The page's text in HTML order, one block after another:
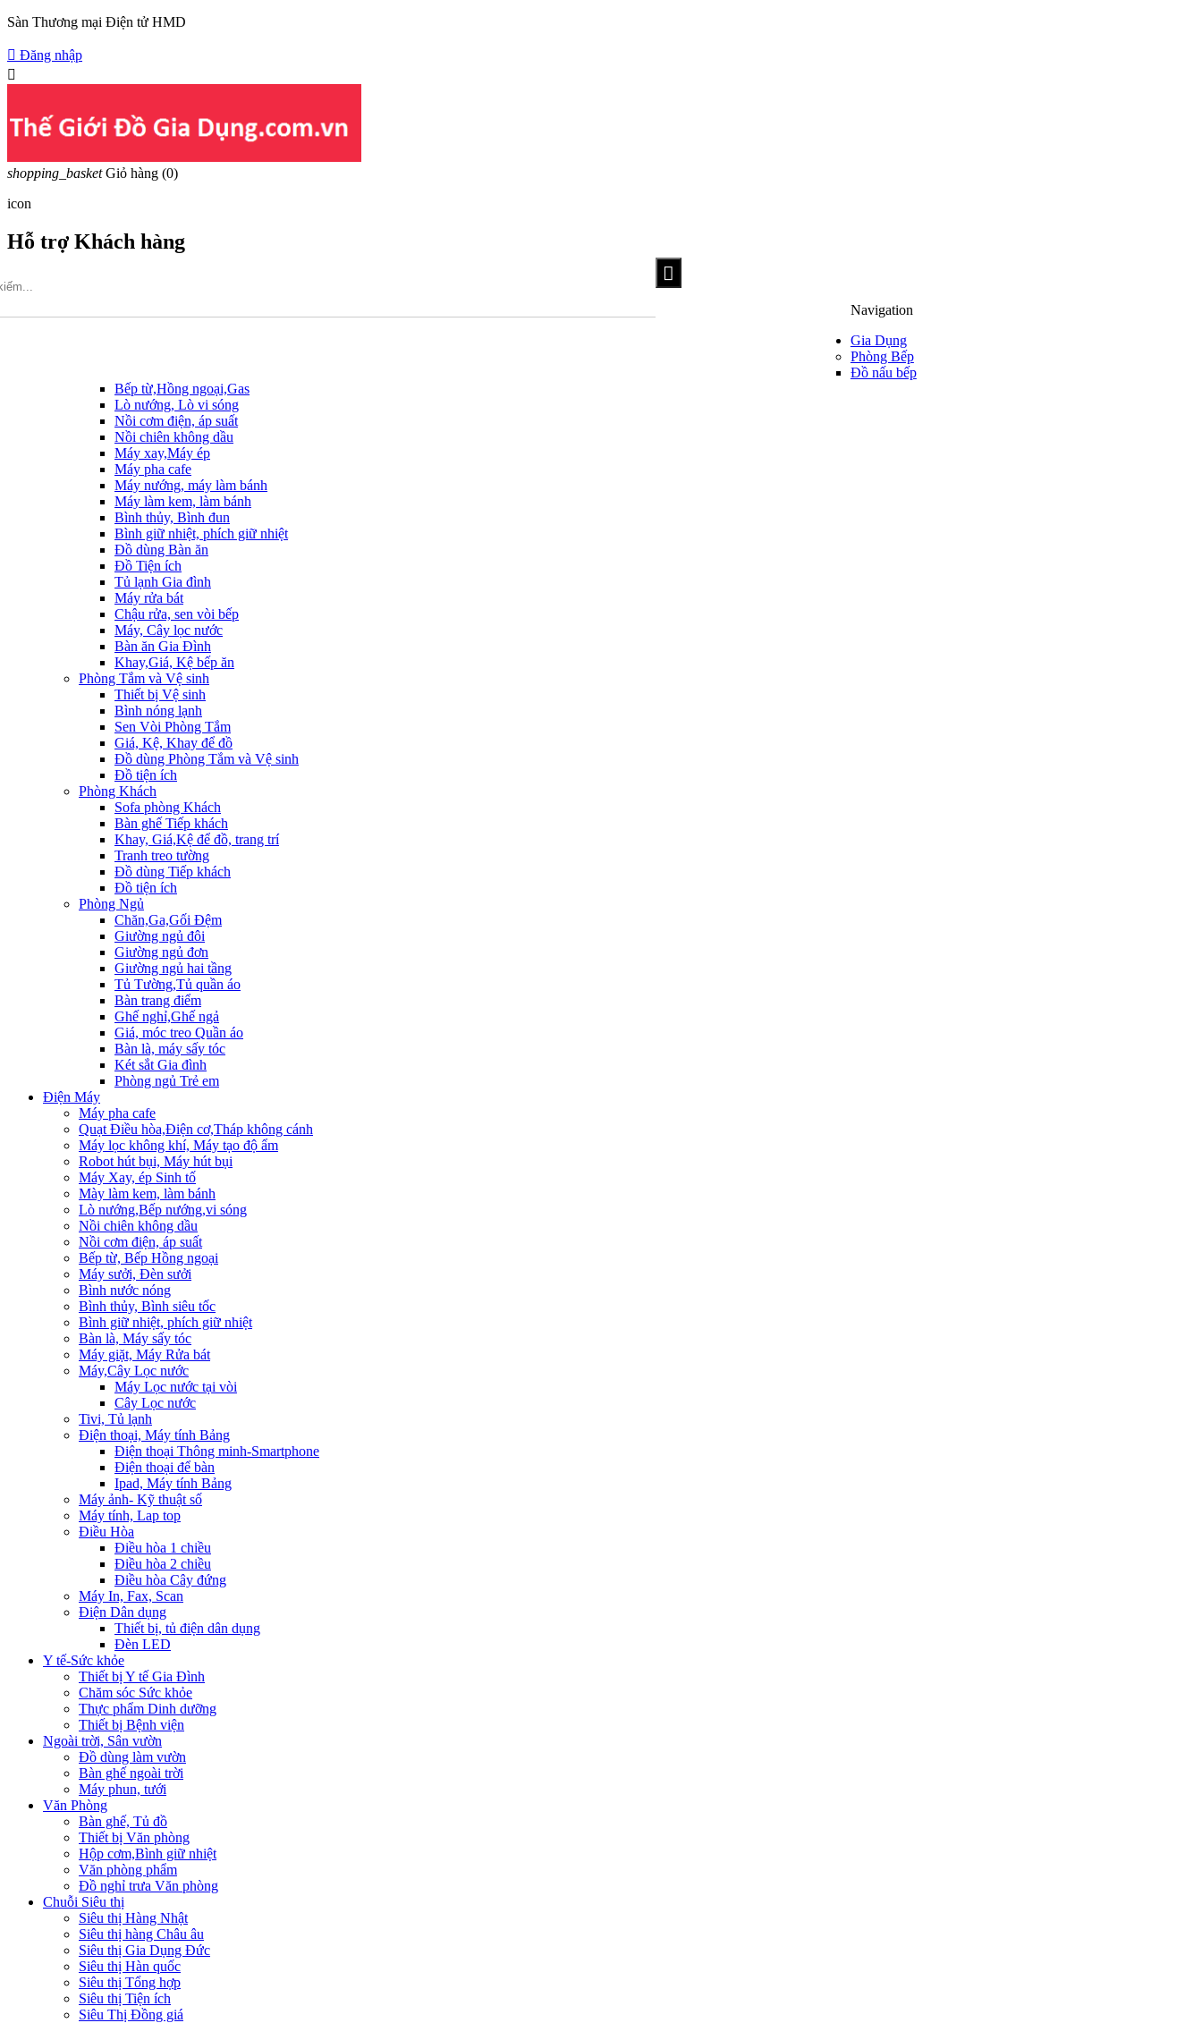
Sàn Thương mại Điện tử HMD
 Đăng nhập

shopping_basket Giỏ hàng (0)
icon
Hỗ trợ Khách hàng
Hotline: 09317.456.44
Navigation
Gia Dụng
Phòng Bếp
Đồ nấu bếp
Bếp từ,Hồng ngoại,Gas
Lò nướng, Lò vi sóng
Nồi cơm điện, áp suất
Nồi chiên không dầu
Máy xay,Máy ép
Máy pha cafe
Máy nướng, máy làm bánh
Máy làm kem, làm bánh
Bình thủy, Bình đun
Bình giữ nhiệt, phích giữ nhiệt
Đồ dùng Bàn ăn
Đồ Tiện ích
Tủ lạnh Gia đình
Máy rửa bát
Chậu rửa, sen vòi bếp
Máy, Cây lọc nước
Bàn ăn Gia Đình
Khay,Giá, Kệ bếp ăn
Phòng Tắm và Vệ sinh
Thiết bị Vệ sinh
Bình nóng lạnh
Sen Vòi Phòng Tắm
Giá, Kệ, Khay để đồ
Đồ dùng Phòng Tắm và Vệ sinh
Đồ tiện ích
Phòng Khách
Sofa phòng Khách
Bàn ghế Tiếp khách
Khay, Giá,Kệ để đồ, trang trí
Tranh treo tường
Đồ dùng Tiếp khách
Đồ tiện ích
Phòng Ngủ
Chăn,Ga,Gối Đệm
Giường ngủ đôi
Giường ngủ đơn
Giường ngủ hai tầng
Tủ Tường,Tủ quần áo
Bàn trang điểm
Ghế nghỉ,Ghế ngả
Giá, móc treo Quần áo
Bàn là, máy sấy tóc
Két sắt Gia đình
Phòng ngủ Trẻ em
Điện Máy
Máy pha cafe
Quạt Điều hòa,Điện cơ,Tháp không cánh
Máy lọc không khí, Máy tạo độ ẩm
Robot hút bụi, Máy hút bụi
Máy Xay, ép Sinh tố
Mày làm kem, làm bánh
Lò nướng,Bếp nướng,vi sóng
Nồi chiên không dầu
Nồi cơm điện, áp suất
Bếp từ, Bếp Hồng ngoại
Máy sưởi, Đèn sưởi
Bình nước nóng
Bình thủy, Bình siêu tốc
Bình giữ nhiệt, phích giữ nhiệt
Bàn là, Máy sấy tóc
Máy giặt, Máy Rửa bát
Máy,Cây Lọc nước
Máy Lọc nước tại vòi
Cây Lọc nước
Tivi, Tủ lạnh
Điện thoại, Máy tính Bảng
Điện thoại Thông minh-Smartphone
Điện thoại để bàn
Ipad, Máy tính Bảng
Máy ảnh- Kỹ thuật số
Máy tính, Lap top
Điều Hòa
Điều hòa 1 chiều
Điều hòa 2 chiều
Điều hòa Cây đứng
Máy In, Fax, Scan
Điện Dân dụng
Thiết bị, tủ điện dân dụng
Đèn LED
Y tế-Sức khỏe
Thiết bị Y tế Gia Đình
Chăm sóc Sức khỏe
Thực phẩm Dinh dưỡng
Thiết bị Bệnh viện
Ngoài trời, Sân vườn
Đồ dùng làm vườn
Bàn ghế ngoài trời
Máy phun, tưới
Văn Phòng
Bàn ghế, Tủ đồ
Thiết bị Văn phòng
Hộp cơm,Bình giữ nhiệt
Văn phòng phẩm
Đồ nghỉ trưa Văn phòng
Chuỗi Siêu thị
Siêu thị Hàng Nhật
Siêu thị hàng Châu âu
Siêu thị Gia Dụng Đức
Siêu thị Hàn quốc
Siêu thị Tổng hợp
Siêu thị Tiện ích
Siêu Thị Đồng giá